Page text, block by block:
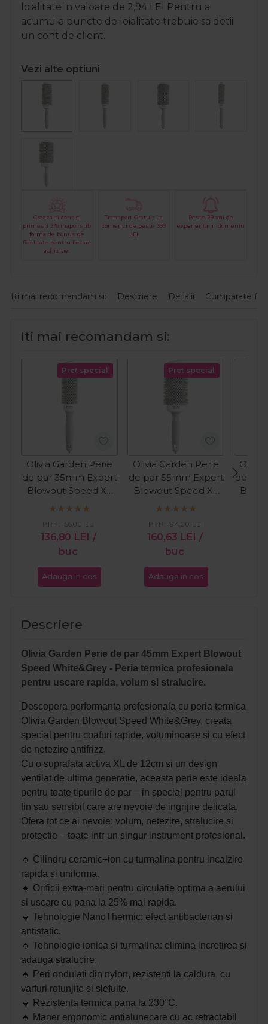
loialitate in valoare de 2,94 LEI Pentru a
acumula puncte de loialitate trebuie sa detii
un cont de client.
Vezi alte optiuni
Creaza-ti cont si
primesti 2% inapoi sub
forma de bonus de
fidelitate pentru fiecare
achizitie.
Transport Gratuit La
comenzi de peste 399
LEI
Peste 29 ani de
experienta in domeniu
Iti mai recomandam si: Descriere Detalii Cumparate
Iti mai recomandam si:
Pret special
Olivia Garden Perie
de par 35mm Expert
Blowout Speed XL
White
136,80 LEI /
buc
PRP: 156,00 LEI
Adauga in cos
Pret special
Olivia Garden Perie
de par 55mm Expert
Blowout Speed XL
White
160,63 LEI /
buc
PRP: 184,00 LEI
Adauga in cos
Olivia
de par
Descriere
Olivia Garden Perie de par 45mm Expert Blowout
Speed White&Grey - Peria termica profesionala
pentru uscare rapida, volum si stralucire.
Descopera performanta profesionala cu peria termica
Olivia Garden Blowout Speed White&Grey, creata
special pentru coafuri rapide, voluminoase si cu efect
de netezire antifrizz.
Cu o suprafata activa XL de 12cm si un design
ventilat de ultima generatie, aceasta perie este ideala
pentru toate tipurile de par – in special pentru parul
fin sau sensibil care are nevoie de ingrijire delicata.
Ofera tot ce ai nevoie: volum, netezire, stralucire si
protectie – toate intr-un singur instrument profesional.
🔹 Cilindru ceramic+ion cu turmalina pentru incalzire
rapida si uniforma.
🔹 Orificii extra-mari pentru circulatie optima a aerului
si uscare cu pana la 25% mai rapida.
🔹 Tehnologie NanoThermic: efect antibacterian si
antistatic.
🔹 Tehnologie ionica si turmalina: elimina incretirea si
adauga stralucire.
🔹 Peri ondulati din nylon, rezistenti la caldura, cu
varfuri rotunjite si slefuite.
🔹 Rezistenta termica pana la 230°C.
🔹 Maner ergonomic antialunecare cu ac retractabil